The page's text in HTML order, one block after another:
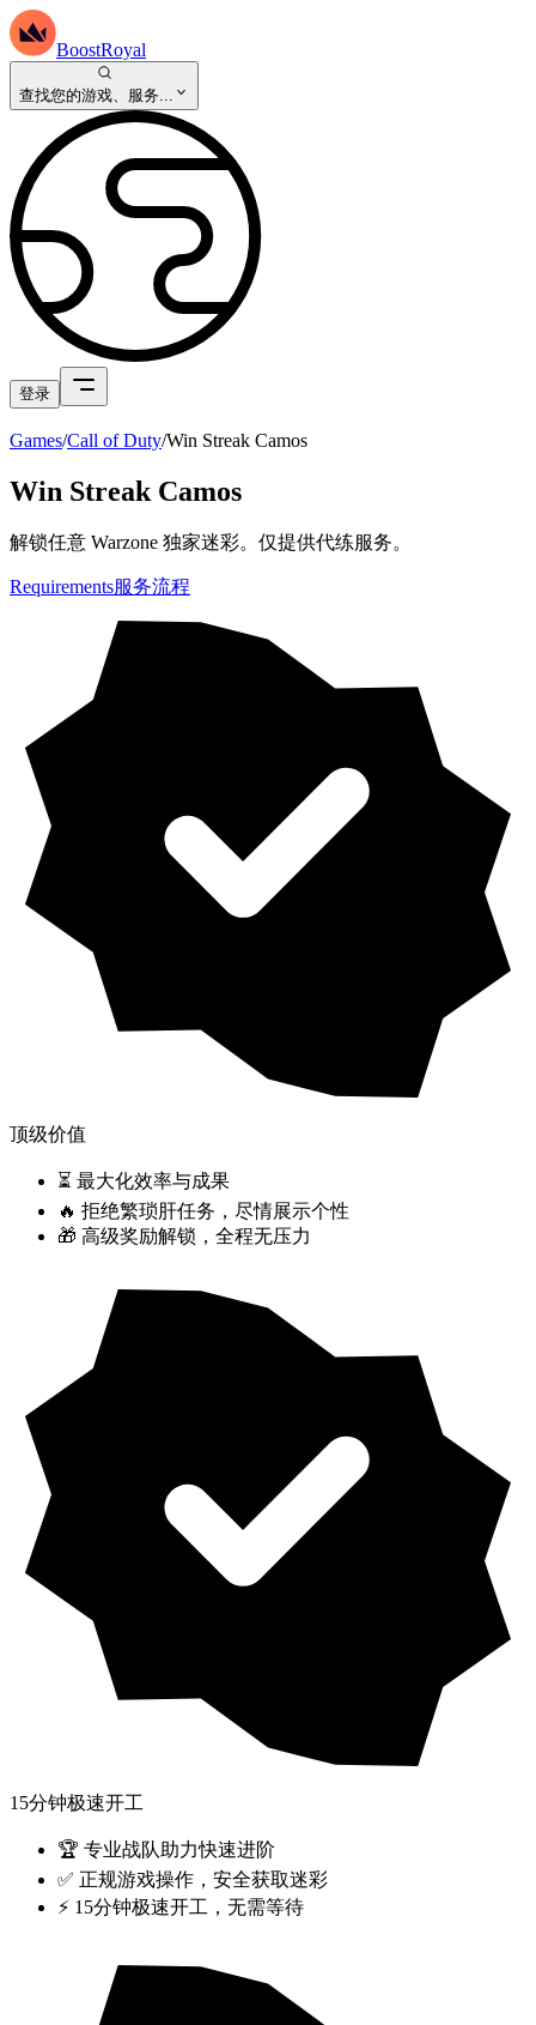
BoostRoyal
查找您的游戏、服务...
登录
Games/Call of Duty/Win Streak Camos
Win Streak Camos
解锁任意 Warzone 独家迷彩。仅提供代练服务。
Requirements服务流程
顶级价值
⏳ 最大化效率与成果
🔥 拒绝繁琐肝任务，尽情展示个性
🎁 高级奖励解锁，全程无压力
15分钟极速开工
🏆 专业战队助力快速进阶
✅ 正规游戏操作，安全获取迷彩
⚡ 15分钟极速开工，无需等待